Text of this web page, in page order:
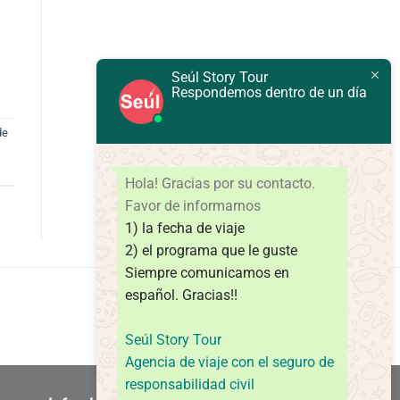
Seúl Story Tour
Respondemos dentro de un día
Hola! Gracias por su contacto.
Favor de informarnos
1) la fecha de viaje
2) el programa que le guste
Siempre comunicamos en
español. Gracias!!
Seúl Story Tour
Agencia de viaje con el seguro de
responsabilidad civil